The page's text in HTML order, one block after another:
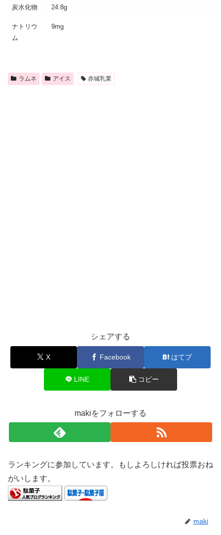
炭水化物 24.8g
ナトリウ
ム
9mg
ラムネ アイス 赤城乳業
シェアする
X Facebook はてブ
LINE コピー
makiをフォローする
ランキングに参加しています。もしよろしければ投票おね
がいします。
maki